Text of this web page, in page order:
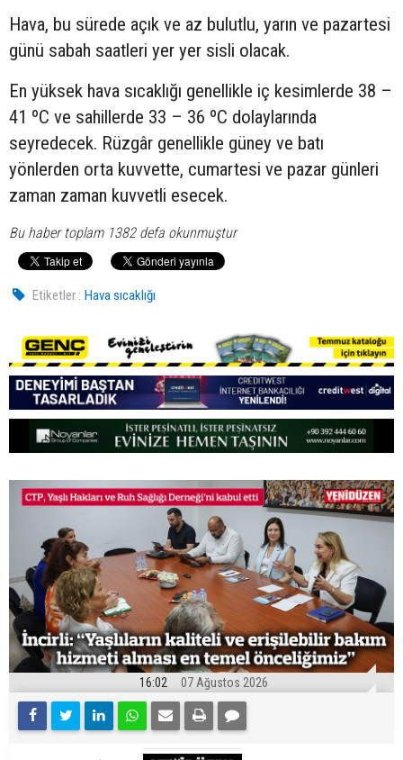
Hava, bu sürede açık ve az bulutlu, yarın ve pazartesi
günü sabah saatleri yer yer sisli olacak.
En yüksek hava sıcaklığı genellikle iç kesimlerde 38 –
41 ºC ve sahillerde 33 – 36 ºC dolaylarında
seyredecek. Rüzgâr genellikle güney ve batı
yönlerden orta kuvvette, cumartesi ve pazar günleri
zaman zaman kuvvetli esecek.
Bu haber toplam 1382 defa okunmuştur
Etiketler : Hava sıcaklığı
16:02 07 Ağustos 2026